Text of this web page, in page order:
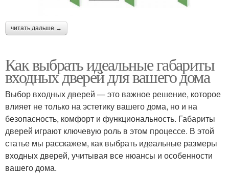
читать дальше →
Как выбрать идеальные габариты
входных дверей для вашего дома
Выбор входных дверей — это важное решение, которое
влияет не только на эстетику вашего дома, но и на
безопасность, комфорт и функциональность. Габариты
дверей играют ключевую роль в этом процессе. В этой
статье мы расскажем, как выбрать идеальные размеры
входных дверей, учитывая все нюансы и особенности
вашего дома.